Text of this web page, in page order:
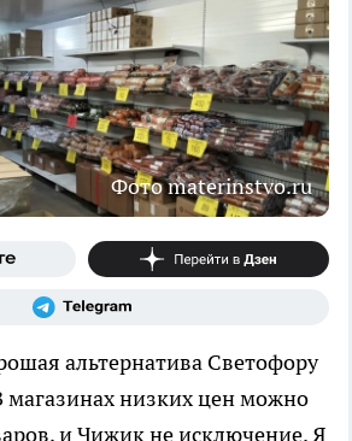
Фото materinstvo.ru
альтернатива Светофору
магазинах низких цен можно
и Чижик не исключение. Я